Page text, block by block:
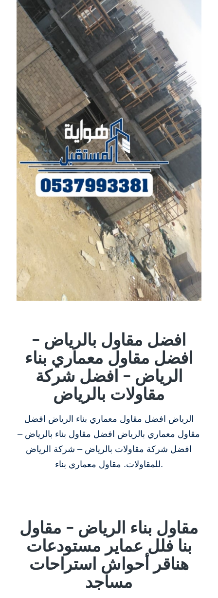
افضل مقاول بالرياض –
افضل مقاول معماري بناء
الرياض – افضل شركة
مقاولات بالرياض
الرياض افضل مقاول معماري بناء الرياض افضل
مقاول معماري بالرياض افضل مقاول بناء بالرياض –
افضل شركة مقاولات بالرياض – شركة الرياض
للمقاولات. مقاول معماري بناء.
مقاول بناء الرياض – مقاول
بنا فلل عماير مستودعات
هناقر أحواش استراحات
مساجد